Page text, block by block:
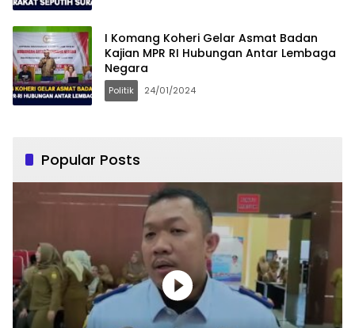
I Komang Koheri Gelar Asmat Badan
Kajian MPR RI Hubungan Antar Lembaga
Negara
Politik 24/01/2024
Popular Posts